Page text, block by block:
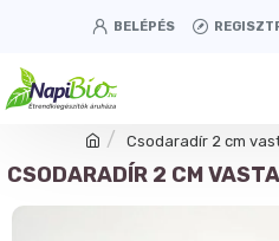
BELÉPÉS
Csodaradír 2 cm
CSODARADÍR 2 CM